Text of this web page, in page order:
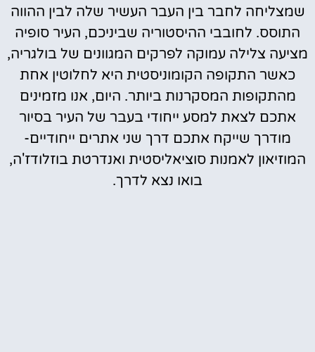
שמצליחה לחבר בין העבר העשיר שלה לבין ההווה
התוסס. לחובבי ההיסטוריה שביניכם, העיר סופיה
מציעה צלילה עמוקה לפרקים המגוונים של בולגריה,
כאשר התקופה הקומוניסטית היא לחלוטין אחת
מהתקופות המסקרנות ביותר. היום, אנו מזמינים
אתכם לצאת למסע ייחודי בעבר של העיר בסיור
מודרך שייקח אתכם דרך שני אתרים ייחודיים-
המוזיאון לאמנות סוציאליסטית ואנדרטת בוזלודז'ה,
בואו נצא לדרך.